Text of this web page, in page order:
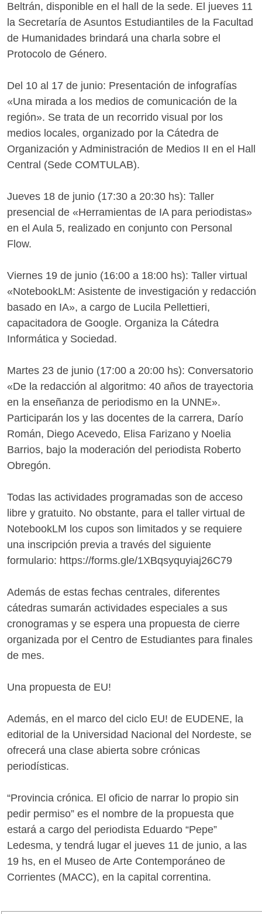
Beltrán, disponible en el hall de la sede. El jueves 11
la Secretaría de Asuntos Estudiantiles de la Facultad
de Humanidades brindará una charla sobre el
Protocolo de Género.
Del 10 al 17 de junio: Presentación de infografías
«Una mirada a los medios de comunicación de la
región». Se trata de un recorrido visual por los
medios locales, organizado por la Cátedra de
Organización y Administración de Medios II en el Hall
Central (Sede COMTULAB).
Jueves 18 de junio (17:30 a 20:30 hs): Taller
presencial de «Herramientas de IA para periodistas»
en el Aula 5, realizado en conjunto con Personal
Flow.
Viernes 19 de junio (16:00 a 18:00 hs): Taller virtual
«NotebookLM: Asistente de investigación y redacción
basado en IA», a cargo de Lucila Pellettieri,
capacitadora de Google. Organiza la Cátedra
Informática y Sociedad.
Martes 23 de junio (17:00 a 20:00 hs): Conversatorio
«De la redacción al algoritmo: 40 años de trayectoria
en la enseñanza de periodismo en la UNNE».
Participarán los y las docentes de la carrera, Darío
Román, Diego Acevedo, Elisa Farizano y Noelia
Barrios, bajo la moderación del periodista Roberto
Obregón.
Todas las actividades programadas son de acceso
libre y gratuito. No obstante, para el taller virtual de
NotebookLM los cupos son limitados y se requiere
una inscripción previa a través del siguiente
formulario: https://forms.gle/1XBqsyquyiaj26C79
Además de estas fechas centrales, diferentes
cátedras sumarán actividades especiales a sus
cronogramas y se espera una propuesta de cierre
organizada por el Centro de Estudiantes para finales
de mes.
Una propuesta de EU!
Además, en el marco del ciclo EU! de EUDENE, la
editorial de la Universidad Nacional del Nordeste, se
ofrecerá una clase abierta sobre crónicas
periodísticas.
“Provincia crónica. El oficio de narrar lo propio sin
pedir permiso” es el nombre de la propuesta que
estará a cargo del periodista Eduardo “Pepe”
Ledesma, y tendrá lugar el jueves 11 de junio, a las
19 hs, en el Museo de Arte Contemporáneo de
Corrientes (MACC), en la capital correntina.